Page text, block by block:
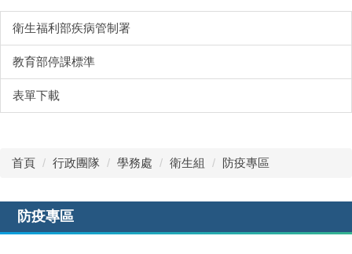
衛生福利部疾病管制署
教育部停課標準
表單下載
首頁 行政團隊 學務處 衛生組 防疫專區
防疫專區